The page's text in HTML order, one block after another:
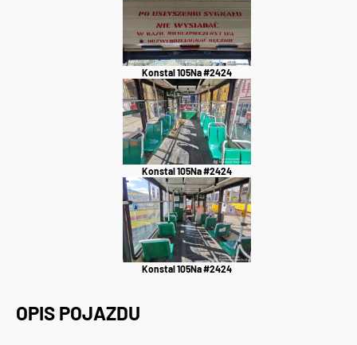
Konstal 105Na #2424
Konstal 105Na #2424
Konstal 105Na #2424
OPIS POJAZDU